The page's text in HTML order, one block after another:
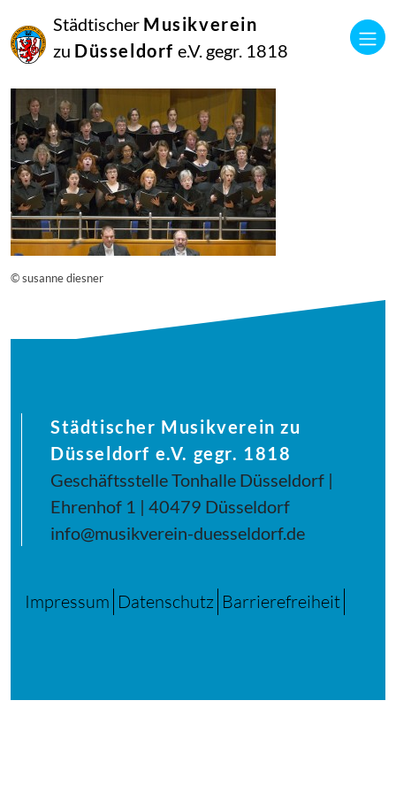
Städtischer Musikverein
zu Düsseldorf e.V. gegr. 1818
September
2014
Manfred Hill
© susanne diesner
Städtischer Musikverein zu
Düsseldorf e.V. gegr. 1818
Geschäftsstelle Tonhalle Düsseldorf |
Ehrenhof 1 | 40479 Düsseldorf
info@musikverein-duesseldorf.de
Impressum Datenschutz Barrierefreiheit